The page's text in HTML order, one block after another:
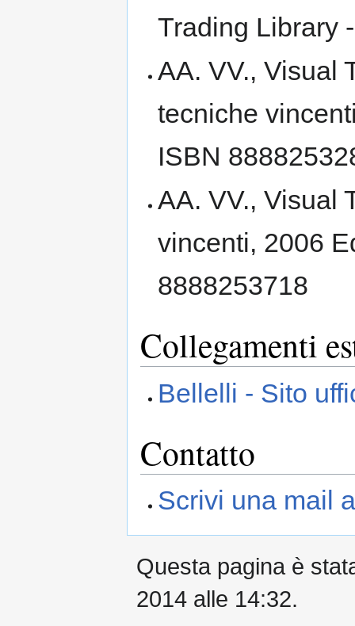
Trading Library
AA. VV., Visual
tecniche
ISBN
AA. VV., Visual
vincenti, 2006
8888253718
Collegamenti
Bellelli - Sito
Contatto
Scrivi una mail
Questa pagina è
2014 alle 14:32.